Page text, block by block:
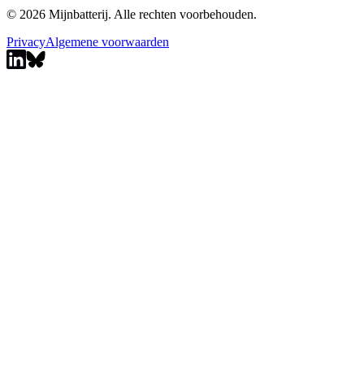
© 2026 Mijnbatterij. Alle rechten voorbehouden.
PrivacyAlgemene voorwaarden